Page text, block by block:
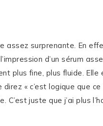
surprenante. En
d’un sérum
plus fine, plus fluide.
direz « c’est logique que
C’est juste que j’ai plus